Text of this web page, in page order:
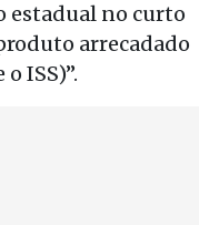
estadual no curto
arrecadado
ISS)”.